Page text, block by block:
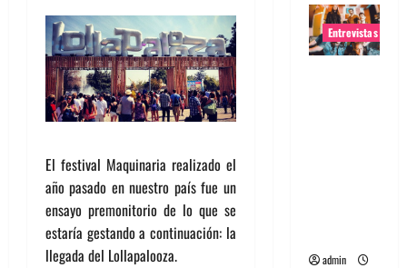
El festival Maquinaria realizado el
año pasado en nuestro país fue un
ensayo premonitorio de lo que se
estaría gestando a continuación: la
llegada del Lollapalooza.
Entrevistas
admin